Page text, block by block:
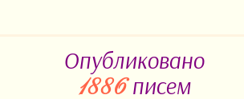
Опубликовано
1886писем